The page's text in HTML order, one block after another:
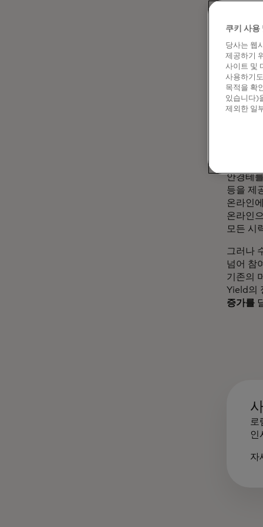
심
안경테
등을 제
온라인
온라인
모든 시
그러나
넘어 참
기존의
Yield의
증가를
로
인
자
쿠키 사용
당사는 웹
제공하기
사이트 및
사용하기
목적을 확
있습니다)
제외한 일